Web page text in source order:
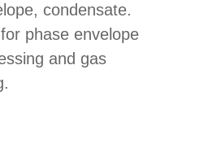
condensate.
phase envelope
and gas